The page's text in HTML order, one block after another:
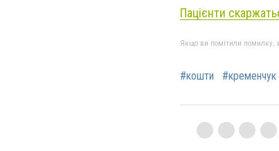
Пацієнти
Якщо ви помітили помилку,
#кошти #кременчук